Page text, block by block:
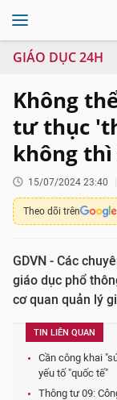
GIÁO DỤC 24H
Không
tư thục
không
15/07/2024 23:40
Theo dõi trên
GDVN - Các
giáo dục phổ
cơ quan quản lý
TIN LIÊN QUAN
Cần công khai
yếu tố "quốc tế"
Thông tư 09: